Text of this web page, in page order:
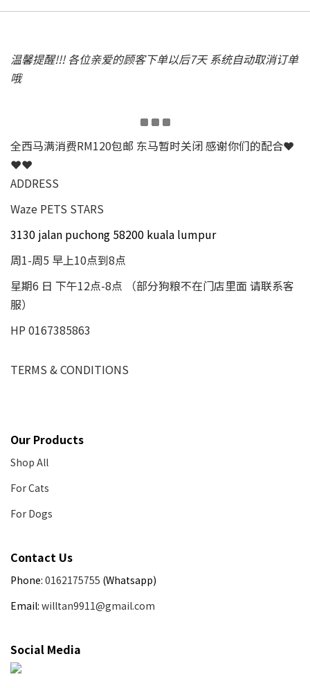
温馨提醒!!! 各位亲爱的顾客下单以后7天 系统自动取消订单
哦
全西马满消费RM120包邮 东马暂时关闭 感谢你们的配合❤
❤❤
ADDRESS
Waze PETS STARS
3130 jalan puchong 58200 kuala lumpur
周1-周5 早上10点到8点
星期6 日 下午12点-8点 （部分狗粮不在门店里面 请联系客
服）
HP 0167385863
TERMS & CONDITIONS
Our Products
Shop All
For Cats
For Dogs
Contact Us
Phone: 0162175755 (Whatsapp)
Email: willtan9911@gmail.com
Social Media